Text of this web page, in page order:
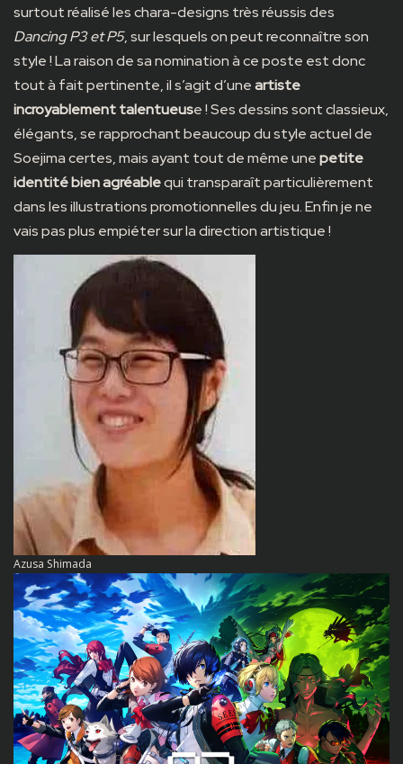
surtout réalisé les chara-designs très réussis des
Dancing P3 et P5, sur lesquels on peut reconnaître son
style ! La raison de sa nomination à ce poste est donc
tout à fait pertinente, il s’agit d’uneartiste
incroyablement talentueuse ! Ses dessins sont classieux,
élégants, se rapprochant beaucoup du style actuel de
Soejima certes, mais ayant tout de même unepetite
identité bien agréablequi transparaît particulièrement
dans les illustrations promotionnelles du jeu. Enfin je ne
vais pas plus empiéter sur la direction artistique !
Azusa Shimada